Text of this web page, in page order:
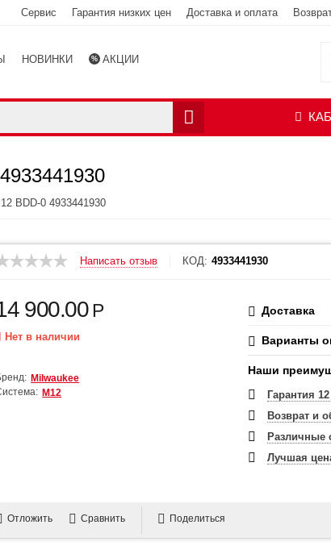
Сервис Гарантия низких цен Доставка и оплата
НОВИНКИ АКЦИИ
BDD-0 4933441930
Написать отзыв КОД: 4933441930
900.00 Р
Нет в наличии
Milwaukee
М12
Доставка
Варианты
Наши
Гарантия
Возврат и
Различные
Лучшая
Отложить Сравнить Поделиться